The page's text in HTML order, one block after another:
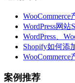
WordPress网站
WordPress、
Shopify如何添
案例推荐